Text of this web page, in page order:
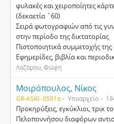
φυλακές και χειροποίητες
(δεκαετία ΄60)
Σειρά φωτογραφιών από τις
στην περίοδο της δικτατορίας
Πιστοποιητικά συµµετοχής
Εφηµερίδες, βιβλία και
Λαζάρου, Φώφη
Μοιρόπουλος, Νίκος
GR-ASKI- 0501α Υποαρχείο
Προκηρύξεις, εγκύκλιοι, τρικ
Πελοποννήσου διαφόρων